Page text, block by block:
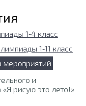
1‑4 класс
1‑11 класс
мероприятий